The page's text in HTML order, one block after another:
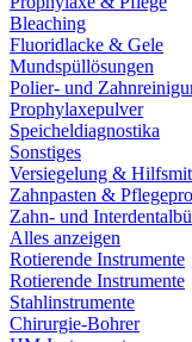
Bleaching
Fluoridlacke & Gele
Mundspüllösungen
Polier- und
Prophylaxepulver
Speicheldiagnostika
Sonstiges
Versiegelung &
Zahnpasten &
Zahn- und
Alles anzeigen
Rotierende Instrumente
Rotierende Instrumente
Stahlinstrumente
Chirurgie-Bohrer